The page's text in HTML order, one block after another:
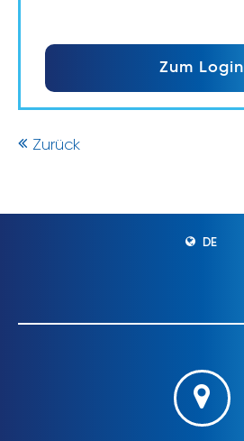
Zum Login
Zurück
DE